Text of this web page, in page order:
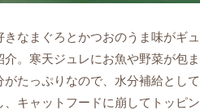
きなまぐろとかつおのうま味がギ
介。寒天ジュレにお魚や野菜が包
がたっぷりなので、水分補給とし
、キャットフードに崩してトッピ